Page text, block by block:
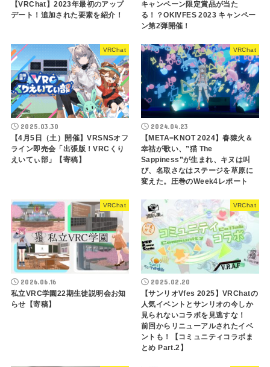
【VRChat】2023年最初のアップ
デート！追加された要素を紹介！
キャンペーン限定賞品が当た
る！？OKIVFES 2023 キャンペー
ン第2弾開催！
VRChat
2025.03.30
【4月5日（土）開催】VRSNSオフ
ライン即売会「出張版！VRCくり
えいてぃ部」【寄稿】
VRChat
2024.04.23
【META=KNOT 2024】春猿火＆
幸祜が歌い、”猫 The
Sappiness”が生まれ、キヌは叫
び、名取さなはステージを草原に
変えた。圧巻のWeek4レポート
VRChat
2026.06.16
私立VRC学園22期生徒説明会お知
らせ【寄稿】
VRChat
2025.02.20
【サンリオVfes 2025】VRChatの
人気イベントとサンリオの今しか
見られないコラボを見逃すな！
前回からリニューアルされたイベ
ントも！【コミュニティコラボま
とめ Part.2】